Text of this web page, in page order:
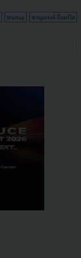
Startup ชาญณรงค์ จันทร์โส